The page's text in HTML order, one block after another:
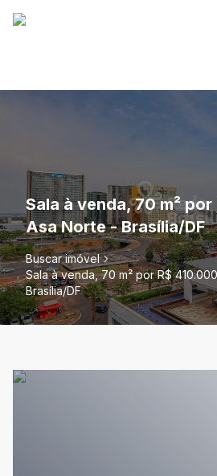
Sala à venda, 70 m²
Asa Norte - Brasília/DF
Buscar imóvel
Sala à venda, 70 m² por R$
Brasília/DF